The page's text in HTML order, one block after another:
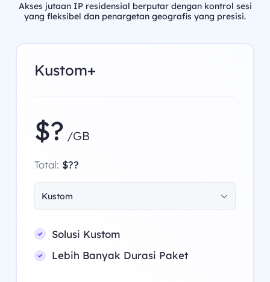
Akses jutaan IP residensial berputar dengan kontrol sesi
yang fleksibel dan penargetan geografis yang presisi.
Kustom+
$? /GB
Total: $??
Kustom
Solusi Kustom
Lebih Banyak Durasi Paket